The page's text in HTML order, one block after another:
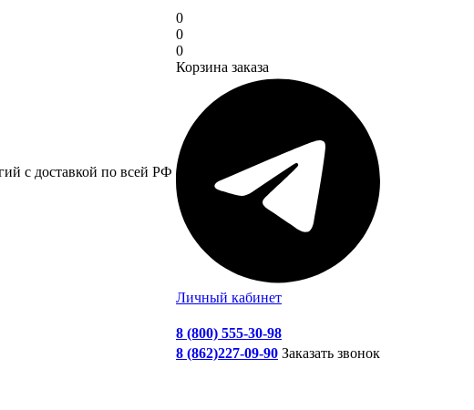
с доставкой по всей РФ
0
0
0
Корзина заказа
Личный кабинет
8 (800) 555-30-98
8 (862)227-09-90 Заказать звонок